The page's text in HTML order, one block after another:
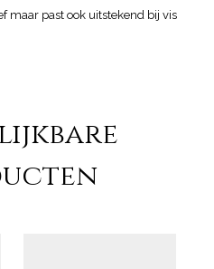
maar past ook uitstekend bij vis